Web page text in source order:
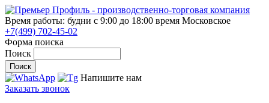
Время работы: будни с 9:00 до 18:00 время Московское
+7(499) 702-45-02
Форма поиска
Поиск
Напишите нам
Заказать звонок